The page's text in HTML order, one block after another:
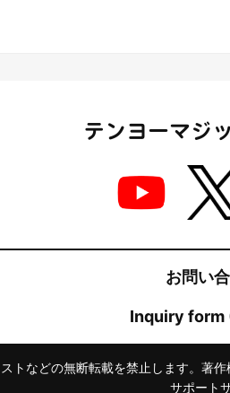
テンヨーマジ
お問い
Inquiry form
トなどの無断転載を禁止します。著
サポート